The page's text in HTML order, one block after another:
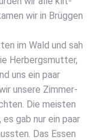
wir in Brüg­gen
im Wald und sah
Her­bergs­mut­ter,
uns ein paar
unse­re Zim­mer­
Die meis­ten
gab nur ein paar
Das Essen